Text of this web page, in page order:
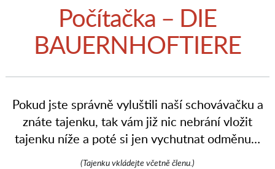
let
Počítačka – DIE
BAUERNHOFTIERE
Pokud jste správně vyluštili naší schovávačku a
znáte tajenku, tak vám již nic nebrání vložit
tajenku níže a poté si jen vychutnat odměnu…
(Tajenku vkládejte včetně členu.)